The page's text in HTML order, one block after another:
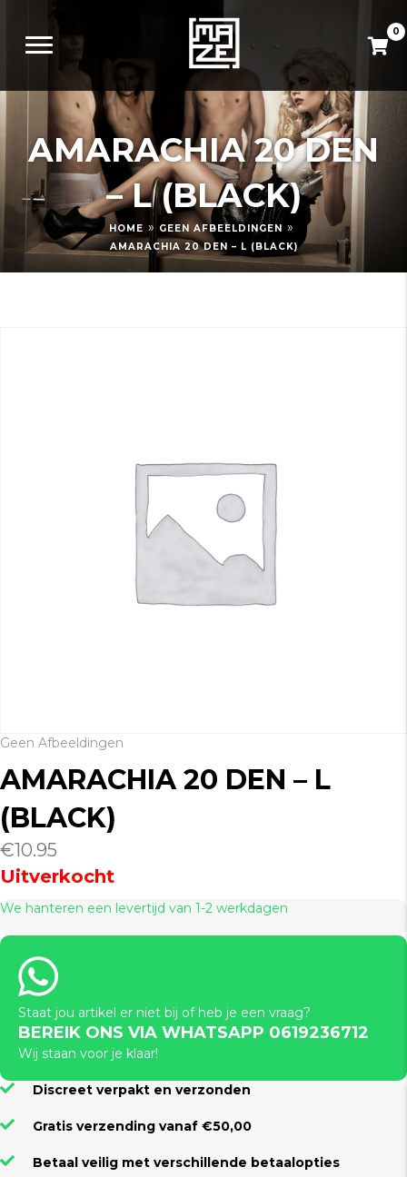
0
AMARACHIA 20 DEN
– L (BLACK)
HOME » GEEN AFBEELDINGEN »
AMARACHIA 20 DEN – L (BLACK)
Geen Afbeeldingen
AMARACHIA 20 DEN – L
(BLACK)
€10.95
Uitverkocht
We hanteren een levertijd van 1-2 werkdagen
Staat jou artikel er niet bij of heb je een vraag?
BEREIK ONS VIA WHATSAPP 0619236712
Wij staan voor je klaar!
Discreet verpakt en verzonden
Gratis verzending vanaf €50,00
Betaal veilig met verschillende betaalopties